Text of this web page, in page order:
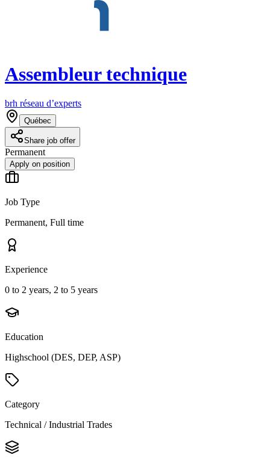
Assembleur technique
brh réseau d’experts
Québec
Share job offer
Permanent
Apply on position
Job Type
Permanent, Full time
Experience
0 to 2 years, 2 to 5 years
Education
Highschool (DES, DEP, ASP)
Category
Technical / Industrial Trades